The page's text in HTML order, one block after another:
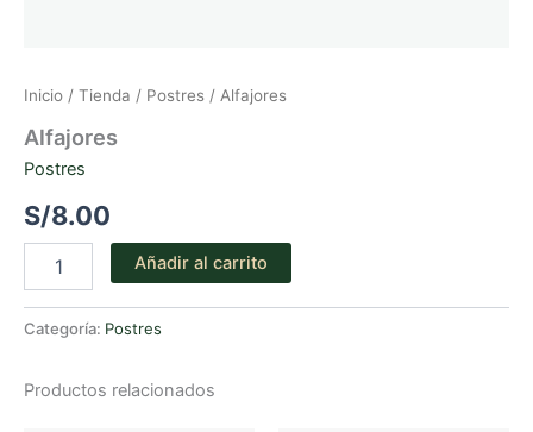
Inicio / Tienda / Postres / Alfajores
Alfajores
Postres
S/8.00
cantidad
Añadir al carrito
Categoría: Postres
Productos relacionados